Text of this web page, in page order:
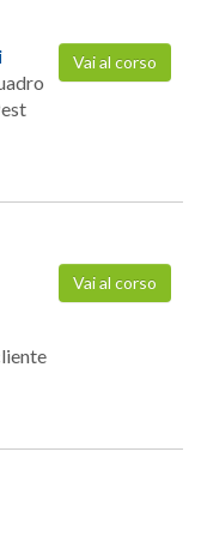
Vai al corso
Vai al corso